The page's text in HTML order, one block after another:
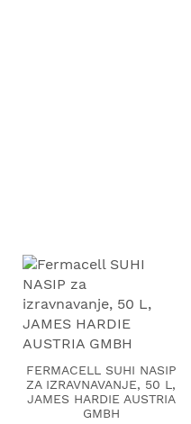
FERMACELL SUHI NASIP
ZA IZRAVNAVANJE, 50 L,
JAMES HARDIE AUSTRIA
GMBH